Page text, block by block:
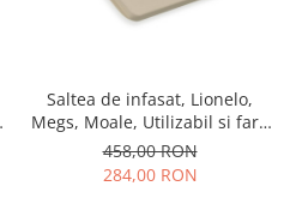
Saltea de infasat, Lionelo,
Megs, Moale, Utilizabil si fara
husa, Impermeabila, Design
ergonomic, 70x49 cm, Fara
BPA, 0 luni+, Bej
458,00 RON
284,00 RON